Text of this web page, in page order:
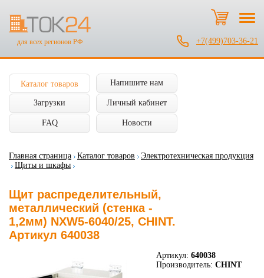
для всех регионов РФ +7(499)703-36-21
Каталог товаров Напишите нам
Загрузки Личный кабинет
FAQ Новости
Главная страница Каталог товаров
Электротехническая продукция
Щиты и шкафы
Щит распределительный,
металлический (стенка -
1,2мм) NXW5-6040/25, CHINT.
Артикул 640038
Артикул: 640038
Производитель: CHINT